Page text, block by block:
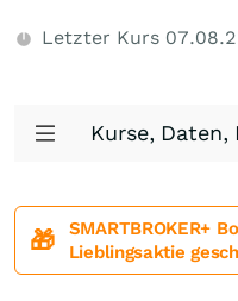
Letzter Kurs
Kurse, Daten,
🎁
SMARTBROKER+
Lieblingsaktie